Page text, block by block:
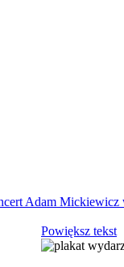
Adam Mickiewicz
Powiększ tekst